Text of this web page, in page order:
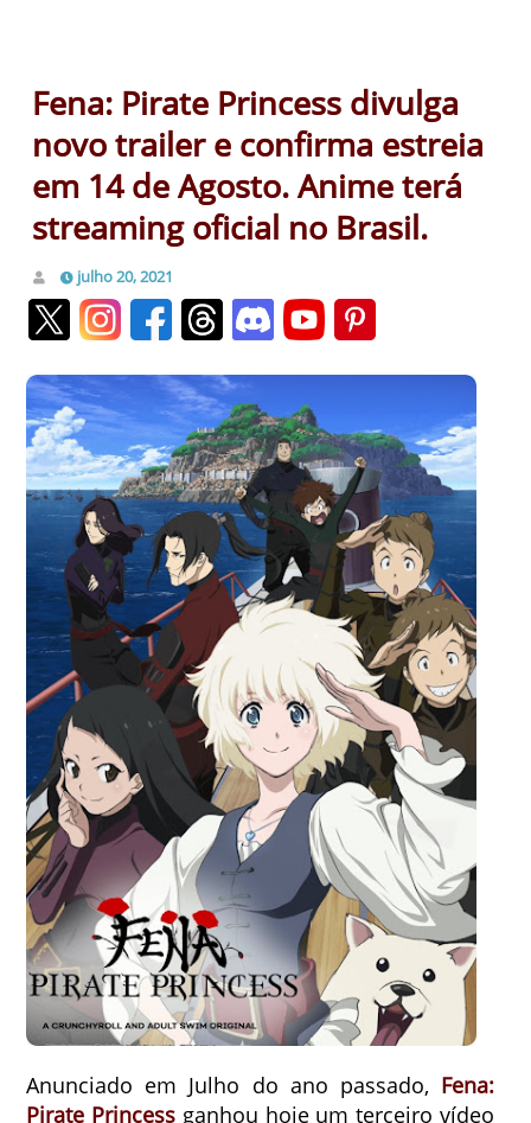
Fena: Pirate Princess divulga
novo trailer e confirma estreia
em 14 de Agosto. Anime terá
streaming oficial no Brasil.
julho 20, 2021
Anunciado em Julho do ano passado, Fena:
Pirate Princessganhou hoje um terceiro vídeo